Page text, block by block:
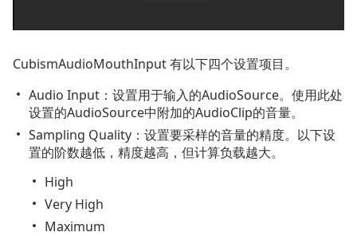
CubismAudioMouthInput 有以下四个设置项目。
Audio Input：设置用于输入的AudioSource。使用此处
设置的AudioSource中附加的AudioClip的音量。
Sampling Quality：设置要采样的音量的精度。以下设
置的阶数越低，精度越高，但计算负载越大。
High
Very High
Maximum